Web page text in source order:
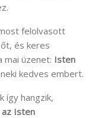
felolvasott
és keres
mai üzenet: Isten
kedves embert.
így hangzik,
az Isten